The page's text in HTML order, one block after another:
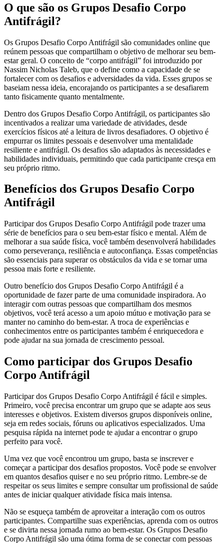
O que são os Grupos Desafio Corpo
Antifrágil?
Os Grupos Desafio Corpo Antifrágil são comunidades online que
reúnem pessoas que compartilham o objetivo de melhorar seu bem-
estar geral. O conceito de “corpo antifrágil” foi introduzido por
Nassim Nicholas Taleb, que o define como a capacidade de se
fortalecer com os desafios e adversidades da vida. Esses grupos se
baseiam nessa ideia, encorajando os participantes a se desafiarem
tanto fisicamente quanto mentalmente.
Dentro dos Grupos Desafio Corpo Antifrágil, os participantes são
incentivados a realizar uma variedade de atividades, desde
exercícios físicos até a leitura de livros desafiadores. O objetivo é
empurrar os limites pessoais e desenvolver uma mentalidade
resiliente e antifrágil. Os desafios são adaptados às necessidades e
habilidades individuais, permitindo que cada participante cresça em
seu próprio ritmo.
Benefícios dos Grupos Desafio Corpo
Antifrágil
Participar dos Grupos Desafio Corpo Antifrágil pode trazer uma
série de benefícios para o seu bem-estar físico e mental. Além de
melhorar a sua saúde física, você também desenvolverá habilidades
como perseverança, resiliência e autoconfiança. Essas competências
são essenciais para superar os obstáculos da vida e se tornar uma
pessoa mais forte e resiliente.
Outro benefício dos Grupos Desafio Corpo Antifrágil é a
oportunidade de fazer parte de uma comunidade inspiradora. Ao
interagir com outras pessoas que compartilham dos mesmos
objetivos, você terá acesso a um apoio mútuo e motivação para se
manter no caminho do bem-estar. A troca de experiências e
conhecimentos entre os participantes também é enriquecedora e
pode ajudar na sua jornada de crescimento pessoal.
Como participar dos Grupos Desafio
Corpo Antifrágil
Participar dos Grupos Desafio Corpo Antifrágil é fácil e simples.
Primeiro, você precisa encontrar um grupo que se adapte aos seus
interesses e objetivos. Existem diversos grupos disponíveis online,
seja em redes sociais, fóruns ou aplicativos especializados. Uma
pesquisa rápida na internet pode te ajudar a encontrar o grupo
perfeito para você.
Uma vez que você encontrou um grupo, basta se inscrever e
começar a participar dos desafios propostos. Você pode se envolver
em quantos desafios quiser e no seu próprio ritmo. Lembre-se de
respeitar os seus limites e sempre consultar um profissional de saúde
antes de iniciar qualquer atividade física mais intensa.
Não se esqueça também de aproveitar a interação com os outros
participantes. Compartilhe suas experiências, aprenda com os outros
e se divirta nessa jornada rumo ao bem-estar. Os Grupos Desafio
Corpo Antifrágil são uma ótima forma de se conectar com pessoas